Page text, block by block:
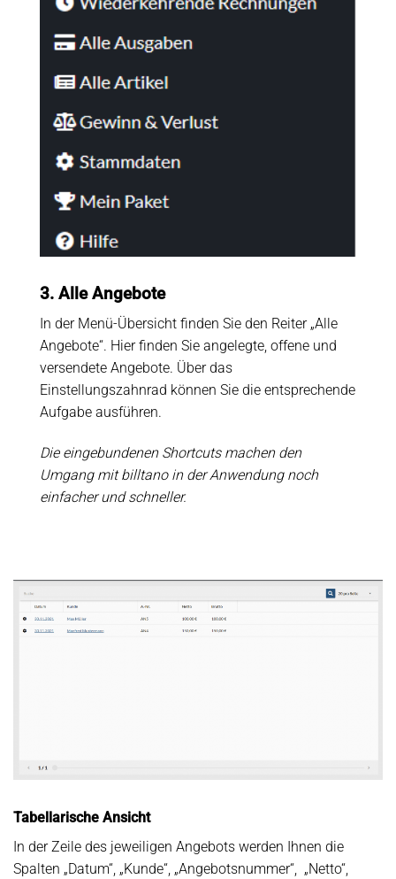
3. Alle Angebote
In der Menü-Übersicht finden Sie den Reiter „Alle
Angebote“. Hier finden Sie angelegte, offene und
versendete Angebote. Über das
Einstellungszahnrad können Sie die entsprechende
Aufgabe ausführen.
Die eingebundenen Shortcuts machen den
Umgang mit billtano in der Anwendung noch
einfacher und schneller.
Tabellarische Ansicht
In der Zeile des jeweiligen Angebots werden Ihnen die
Spalten „Datum“, „Kunde“, „Angebotsnummer“, „Netto“,